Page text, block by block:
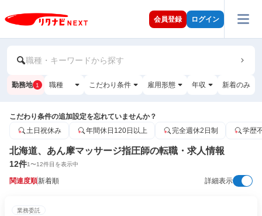
会員登録 ログイン
職種・キーワードから探す
勤務地 1 職種 こだわり条件 雇用形態 年収 新着のみ
こだわり条件の追加設定を忘れていませんか？
土日祝休み
年間休日120日以上 完全週休2日制 学歴
北海道、あん摩マッサージ指圧師の転職・求人情報
12件1〜12件目を表示中
関連度順新着順 詳細表示
業務委託